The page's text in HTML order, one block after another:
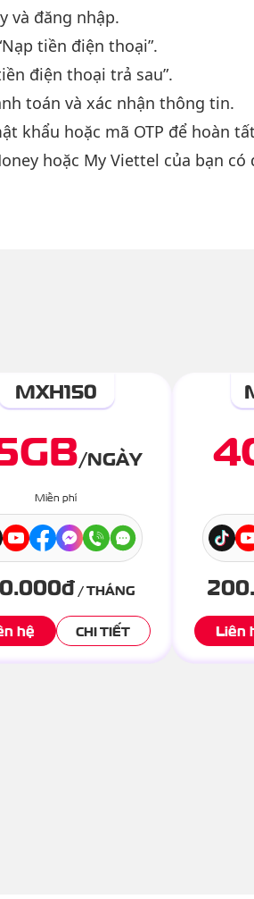
và đăng nhập.
tiền điện thoại”.
điện thoại trả sau”.
toán và xác nhận thông tin.
khẩu hoặc mã OTP để hoàn
hoặc My Viettel của bạn
MXH150
GB/NGÀY
Miễn phí
đ / THÁNG
hệ CHI TIẾT
4
Liên